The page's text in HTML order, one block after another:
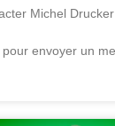
Michel
envoyer un